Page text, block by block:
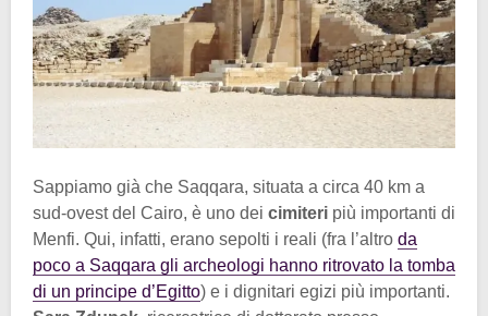
Sappiamo già che Saqqara, situata a circa 40 km a
sud-ovest del Cairo, è uno dei cimiteri più importanti di
Menfi. Qui, infatti, erano sepolti i reali (fra l’altro da
poco a Saqqara gli archeologi hanno ritrovato la tomba
di un principe d’Egitto) e i dignitari egizi più importanti.